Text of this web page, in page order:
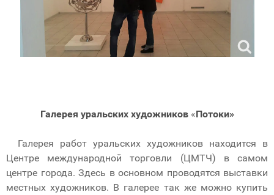
Галерея уральских художников«Потоки»
Галерея работ уральских художников находится в
Центре международной торговли (ЦМТЧ) в самом
центре города. Здесь в основном проводятся выставки
местных художников. В галерее так же можно купить